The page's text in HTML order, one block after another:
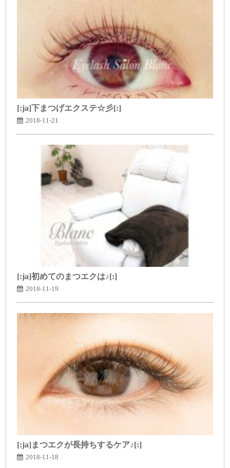
[:ja]下まつげエクステ☆彡[:]
2018-11-21
[:ja]初めてのまつエクは♪[:]
2018-11-19
[:ja]まつエクが長持ちするケア♪[:]
2018-11-18